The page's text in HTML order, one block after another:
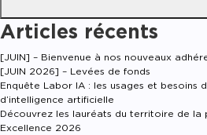
Articles récents
[JUIN] – Bienvenue à nos nouveaux
[JUIN 2026] – Levées de fonds
Enquête Labor IA : les usages et besoins
d’intelligence artificielle
Découvrez les lauréats du territoire de la
Excellence 2026